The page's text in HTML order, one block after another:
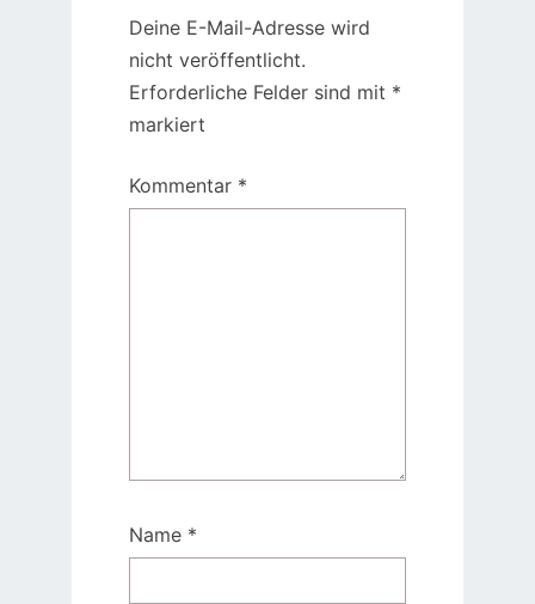
Deine E-Mail-Adresse wird
nicht veröffentlicht.
Erforderliche Felder sind mit *
markiert
Kommentar *
Name *